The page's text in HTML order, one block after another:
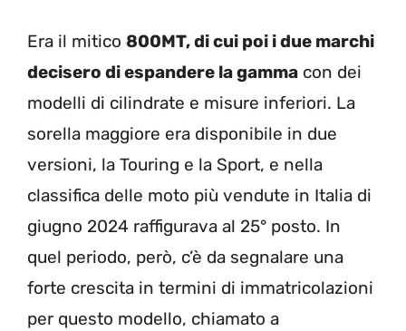
Era il mitico 800MT, di cui poi i due marchi
decisero di espandere la gamma con dei
modelli di cilindrate e misure inferiori. La
sorella maggiore era disponibile in due
versioni, la Touring e la Sport, e nella
classifica delle moto più vendute in Italia di
giugno 2024 raffigurava al 25° posto. In
quel periodo, però, c’è da segnalare una
forte crescita in termini di immatricolazioni
per questo modello, chiamato a